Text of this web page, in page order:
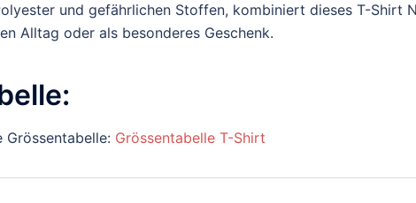
und gefährlichen Stoffen, kombiniert dieses T-Shirt
Alltag oder als besonderes Geschenk.
Grössentabelle: Grössentabelle T-Shirt